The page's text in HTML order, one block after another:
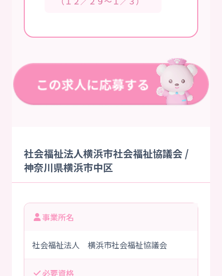
社会福祉法人横浜市社会福祉協議会 /
神奈川県横浜市中区
事業所名
社会福祉法人 横浜市社会福祉協議会
必要資格